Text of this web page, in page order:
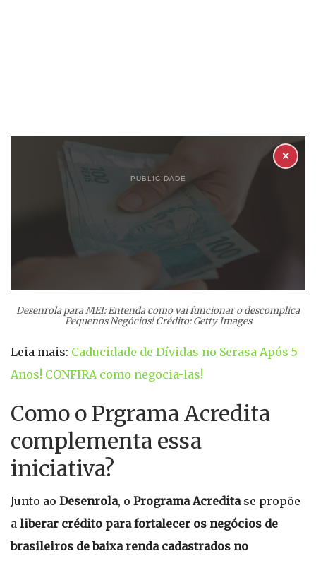
PUBLICIDADE
✕
Desenrola para MEI: Entenda como vai funcionar o descomplica
Pequenos Negócios! Crédito: Getty Images
Leia mais: Caducidade de Dívidas no Serasa Após 5
Anos! CONFIRA como negocia-las!
Como o Prgrama Acredita
complementa essa
iniciativa?
Junto ao Desenrola, o Programa Acreditase propõe
a liberar crédito para fortalecer os negócios de
brasileiros de baixa renda cadastrados no